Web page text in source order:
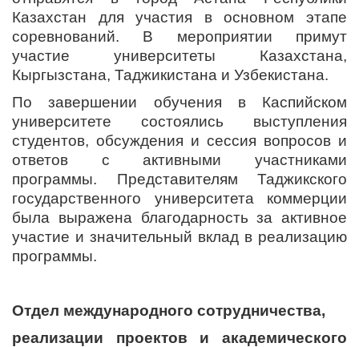
Казахстан для участия в основном этапе
соревнований. В мероприятии примут
участие университеты Казахстана,
Кыргызстана, Таджикистана и Узбекистана.
По завершении обучения в Каспийском
университете состоялись выступления
студентов, обсуждения и сессия вопросов и
ответов с активными участниками
программы. Представителям Таджикского
государственного университета коммерции
была выражена благодарность за активное
участие и значительный вклад в реализацию
программы.
Отдел международного сотрудничества,
реализации проектов и академического